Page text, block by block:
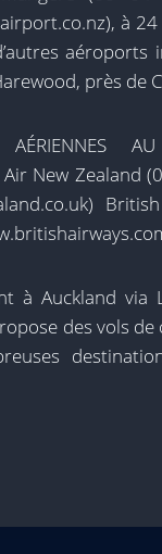
à
aéroports
près de
AÉRIENNES
Air New Zealand
à Auckland via
des vols